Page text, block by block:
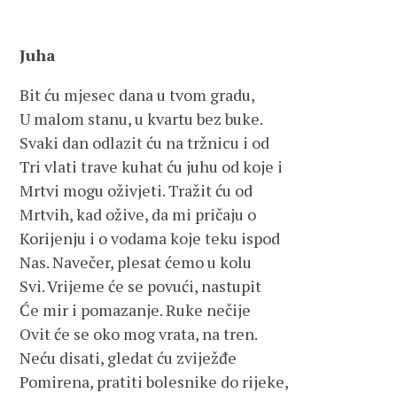
Juha
Bit ću mjesec dana u tvom gradu,
U malom stanu, u kvartu bez buke.
Svaki dan odlazit ću na tržnicu i od
Tri vlati trave kuhat ću juhu od koje i
Mrtvi mogu oživjeti. Tražit ću od
Mrtvih, kad ožive, da mi pričaju o
Korijenju i o vodama koje teku ispod
Nas. Navečer, plesat ćemo u kolu
Svi. Vrijeme će se povući, nastupit
Će mir i pomazanje. Ruke nečije
Ovit će se oko mog vrata, na tren.
Neću disati, gledat ću zviježđe
Pomirena, pratiti bolesnike do rijeke,